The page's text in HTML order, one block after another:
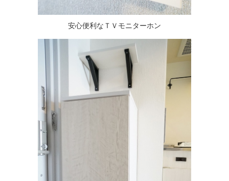
安心便利なＴＶモニターホン